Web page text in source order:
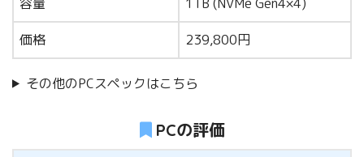
価格 239,800円
その他のPCスペックはこちら
PCの評価